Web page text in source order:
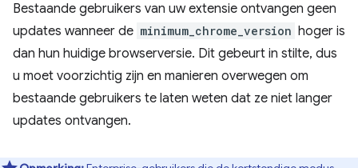
Bestaande gebruikers van uw extensie ontvangen geen
updates wanneer de minimum_chrome_version hoger is
dan hun huidige browserversie. Dit gebeurt in stilte, dus
u moet voorzichtig zijn en manieren overwegen om
bestaande gebruikers te laten weten dat ze niet langer
updates ontvangen.